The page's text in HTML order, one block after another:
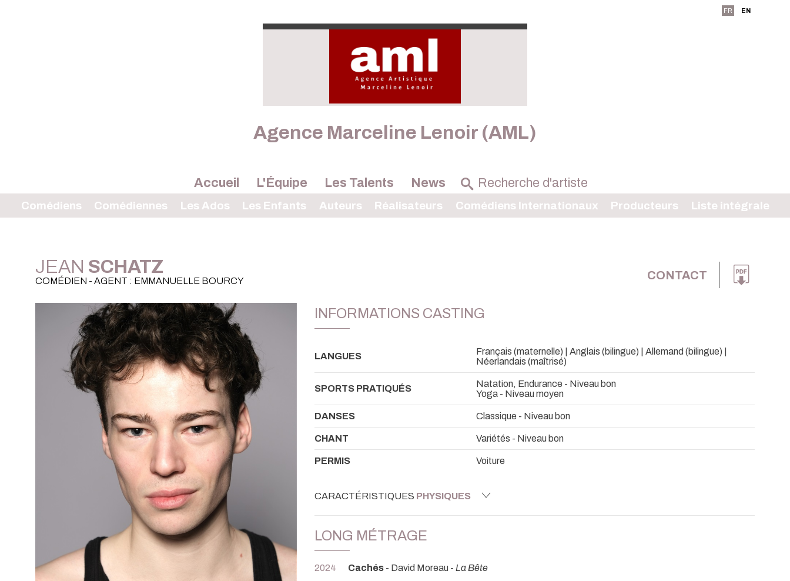
FR EN
Agence Marceline Lenoir (AML)
Accueil L'Équipe Les Talents
Comédiens Comédiennes Les Ados Les Enfants Auteurs Réalisateurs Comédiens Internationaux Producteurs Liste intégrale
News
JEAN SCHATZ
COMÉDIEN - AGENT : EMMANUELLE BOURCY CONTACT
INFORMATIONS CASTING
LANGUES
Français (maternelle) | Anglais (bilingue) | Allemand (bilingue) |
Néerlandais (maîtrisé)
SPORTS PRATIQUÉS
Natation, Endurance - Niveau bon
Yoga - Niveau moyen
DANSES Classique - Niveau bon
CHANT Variétés - Niveau bon
PERMIS Voiture
CARACTÉRISTIQUES PHYSIQUES
LONG MÉTRAGE
2024 Cachés - David Moreau - La Bête